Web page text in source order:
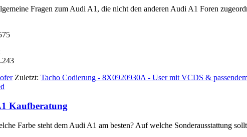
Fragen zum Audi A1, die nicht den anderen Audi A1 Foren
Zuletzt: Tacho Codierung - 8X0920930A - User mit VCDS &
Kaufberatung
Farbe steht dem Audi A1 am besten? Auf welche Sonderausstattung